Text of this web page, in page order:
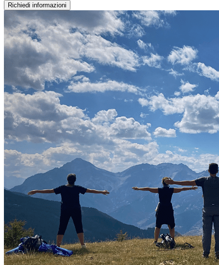
Richiedi informazioni